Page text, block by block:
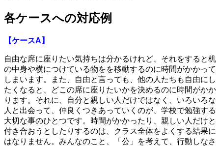
各ケースへの対応例
【ケースA】
自由な席に座りたい気持ちは分かるけれど、それをすると机
の中身や横につけている物をを移動するのに時間がかかって
しまいます。また、自由と言っても、他の人たちも自由にし
たくなると、どこの席に座りたいかを決めるのに時間がかか
ります。それに、自分と親しい人だけではなく、いろいろな
人と出会って、仲良くつきあっていくのが、学校で勉強する
大切な事のひとつです。時間がかかったり、親しい人だけと
付き合おうとしたりするのは、クラス全体をよくする結果に
はなりません。みんなのこと、「公」を考えて、行動しなさ